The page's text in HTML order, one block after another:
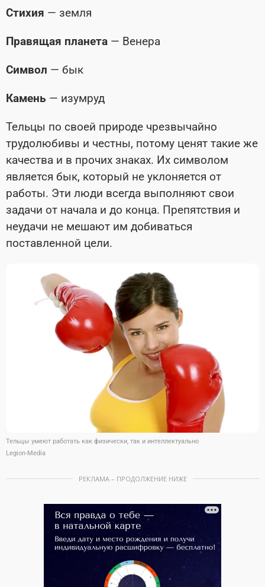
Стихия — земля
Правящая планета — Венера
Символ — бык
Камень — изумруд
Тельцы по своей природе чрезвычайно
трудолюбивы и честны, потому ценят такие же
качества и в прочих знаках. Их символом
является бык, который не уклоняется от
работы. Эти люди всегда выполняют свои
задачи от начала и до конца. Препятствия и
неудачи не мешают им добиваться
поставленной цели.
Тельцы умеют работать как физически, так и интеллектуально
Legion-Media
РЕКЛАМА – ПРОДОЛЖЕНИЕ НИЖЕ